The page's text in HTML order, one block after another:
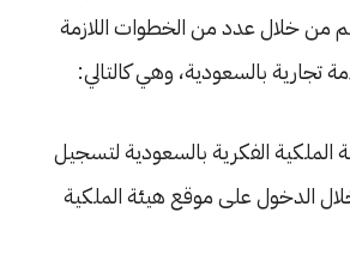
من خلال عدد من الخطوات اللازمة
بالسعودية، وهي كالتالي:
الفكرية بالسعودية لتسجيل
الدخول على موقع هيئة الملكية